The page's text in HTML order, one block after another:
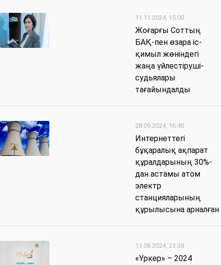
11.11.2024, 15:00
Жоғарғы Соттың
БАҚ-пен өзара іс-
қимыл жөніндегі
жаңа үйлестіруші-
судьялары
тағайындалды
28.09.2024, 16:40
Интернеттегі
бұқаралық ақпарат
құралдарының 30%-
дан астамы атом
электр
станцияларының
құрылысына арналған
13.08.2024, 23:38
«Үркер» – 2024